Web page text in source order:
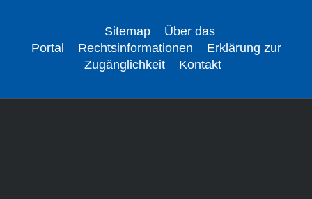
Sitemap
Über das
Portal
Rechtsinformationen
Erklärung zur
Zugänglichkeit
Kontakt